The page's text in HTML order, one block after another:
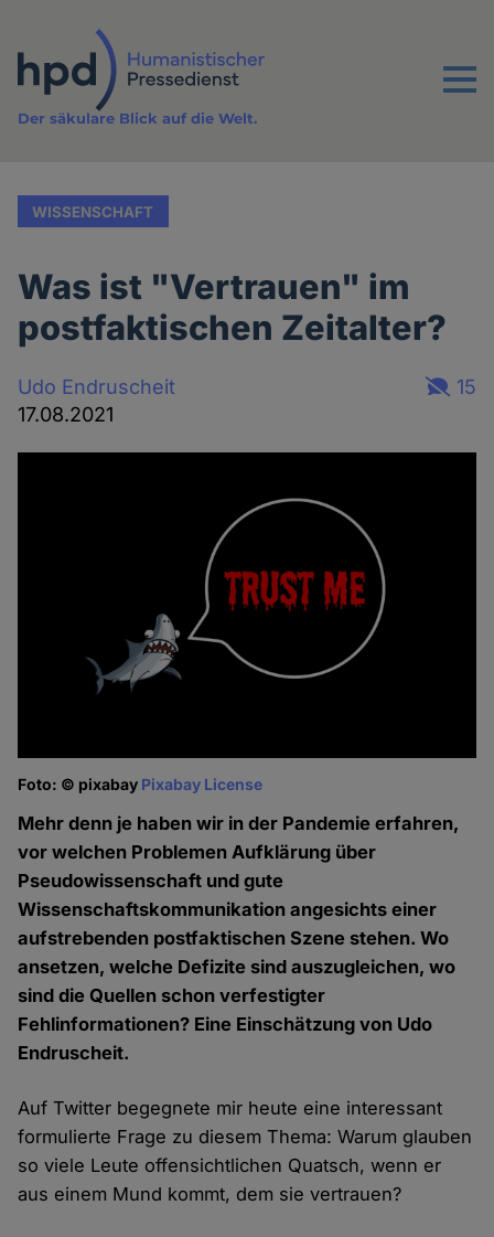
Inhalt
Menu
Der säkulare Blick auf die Welt.
WISSENSCHAFT
Was ist "Vertrauen" im
postfaktischen Zeitalter?
Udo Endruscheit
17.08.2021
15
Foto: © pixabay Pixabay License
Mehr denn je haben wir in der Pandemie erfahren,
vor welchen Problemen Aufklärung über
Pseudowissenschaft und gute
Wissenschaftskommunikation angesichts einer
aufstrebenden postfaktischen Szene stehen. Wo
ansetzen, welche Defizite sind auszugleichen, wo
sind die Quellen schon verfestigter
Fehlinformationen? Eine Einschätzung von Udo
Endruscheit.
Auf Twitter begegnete mir heute eine interessant
formulierte Frage zu diesem Thema: Warum glauben
so viele Leute offensichtlichen Quatsch, wenn er
aus einem Mund kommt, dem sie vertrauen?